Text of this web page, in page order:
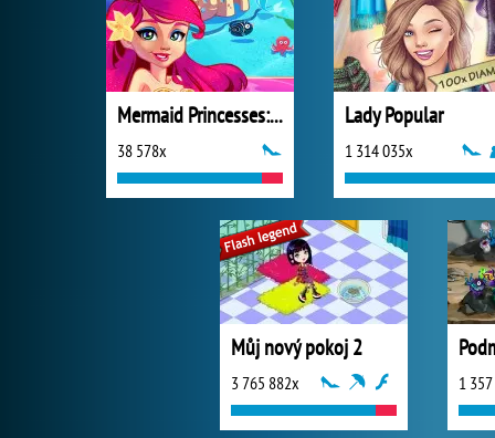
Mermaid Princesses: Underwater Games
38 578x
Lady Popular
1 314 035x
Můj nový pokoj 2
3 765 882x 1